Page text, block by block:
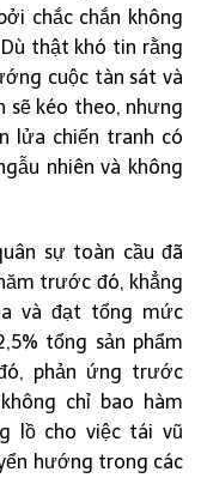
chắc chắn không
thật khó tin rằng
cuộc tàn sát và
sẽ kéo theo, nhưng
lửa chiến tranh có
nhiên và không
sự toàn cầu đã
trước đó, khẳng
và đạt tổng mức
tổng sản phẩm
phản ứng trước
chỉ bao hàm
lồ cho việc tái vũ
hướng trong các